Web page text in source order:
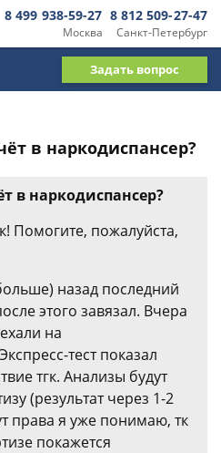
Москва
8 499 938-59-27
Санкт-Петербург
8 812 509-27-47
Задать вопрос
в наркодиспансер?
в наркодиспансер?
Помогите, пожалуйста,
назад последний
этого завязал. Вчера
на
тест показал
тгк. Анализы будут
(результат через 1-2
права я уже понимаю, тк
покажется